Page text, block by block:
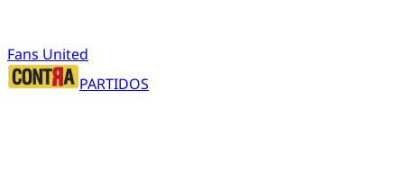
Fans United
PARTIDOS